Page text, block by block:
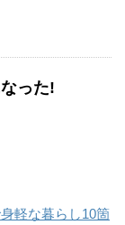
った!
軽な暮らし10箇